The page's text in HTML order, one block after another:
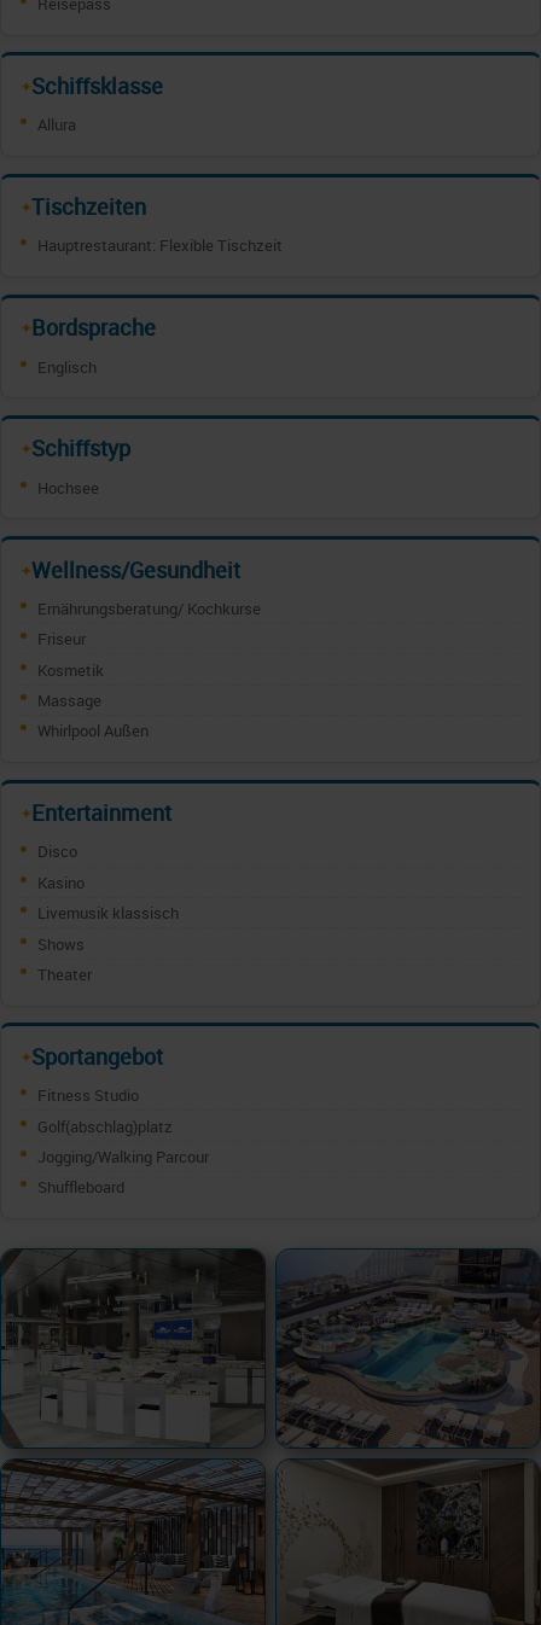
✦Schiffsklasse
Allura
✦Tischzeiten
Hauptrestaurant: Flexible Tischzeit
✦Bordsprache
Englisch
✦Schiffstyp
Hochsee
✦Wellness/Gesundheit
Ernährungsberatung/ Kochkurse
Friseur
Kosmetik
Massage
Whirlpool Außen
✦Entertainment
Disco
Kasino
Livemusik klassisch
Shows
Theater
✦Sportangebot
Fitness Studio
Golf(abschlag)platz
Jogging/Walking Parcour
Shuffleboard